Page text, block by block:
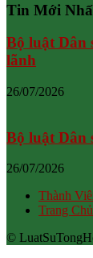
Tin Mới
Bộ luật Dân
lãnh
26/07/2026
Bộ luật Dân
26/07/2026
Thành
Trang Chủ
©